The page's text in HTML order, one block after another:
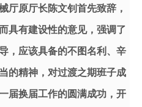
厅原厅长陈文钊首先致辞，
具有建设性的意见，强调了
，应该具备的不图名利、辛
的精神，对过渡之期班子成
届换届工作的圆满成功，开